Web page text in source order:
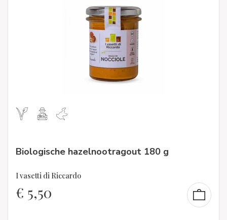
Biologische hazelnootragout 180 g
I vasetti di Riccardo
€ 5,50